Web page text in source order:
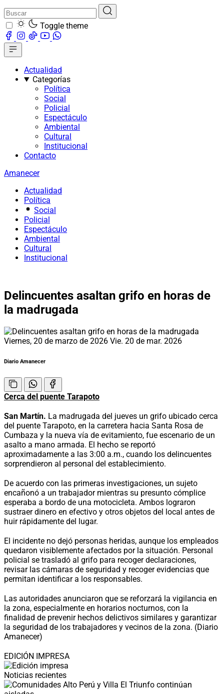
Toggle theme
Actualidad
Categorías
Política
Social
Policial
Espectáculo
Ambiental
Cultural
Institucional
Contacto
Amanecer
Actualidad
Política
Social
Policial
Espectáculo
Ambiental
Cultural
Institucional
Delincuentes asaltan grifo en horas de
la madrugada
Viernes, 20 de marzo de 2026 Vie. 20 de mar. 2026
Diario Amanecer
Cerca del puente Tarapoto
San Martín. La madrugada del jueves un grifo ubicado cerca
del puente Tarapoto, en la carretera hacia Santa Rosa de
Cumbaza y la nueva vía de evitamiento, fue escenario de un
asalto a mano armada. El hecho se reportó
aproximadamente a las 3:00 a.m., cuando los delincuentes
sorprendieron al personal del establecimiento.
De acuerdo con las primeras investigaciones, un sujeto
encañonó a un trabajador mientras su presunto cómplice
esperaba a bordo de una motocicleta. Ambos lograron
sustraer dinero en efectivo y otros objetos del local antes de
huir rápidamente del lugar.
El incidente no dejó personas heridas, aunque los empleados
quedaron visiblemente afectados por la situación. Personal
policial se trasladó al grifo para recoger declaraciones,
revisar las cámaras de seguridad y recoger evidencias que
permitan identificar a los responsables.
Las autoridades anunciaron que se reforzará la vigilancia en
la zona, especialmente en horarios nocturnos, con la
finalidad de prevenir hechos delictivos similares y garantizar
la seguridad de los trabajadores y vecinos de la zona. (Diario
Amanecer)
EDICIÓN IMPRESA
Noticias recientes